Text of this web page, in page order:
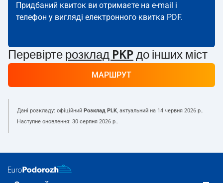
Придбаний квиток ви отримаєте на e-mail і
телефон у вигляді електронного квитка PDF.
Перевірте розклад PKP до інших міст
МАРШРУТ
Дані розкладу: офіційний Розклад PLK, актуальний на 14 червня 2026 р..
Наступне оновлення: 30 серпня 2026 р..